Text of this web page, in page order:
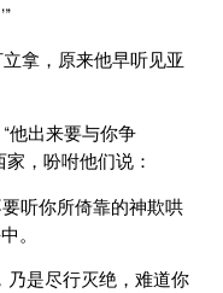
拿，原来他早听见亚
他出来要与你争
，吩咐他们说：
听你所倚靠的神欺哄
。
乃是尽行灭绝，难道你